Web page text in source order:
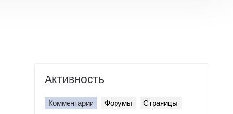
Активность
Комментарии Форумы Страницы